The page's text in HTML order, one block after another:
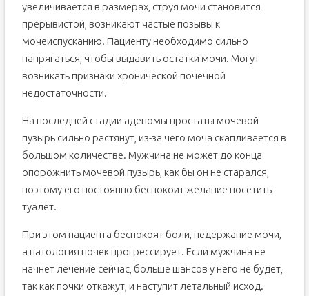
увеличивается в размерах, струя мочи становится
прерывистой, возникают частые позывы к
мочеиспусканию. Пациенту необходимо сильно
напрягаться, чтобы выдавить остатки мочи. Могут
возникать признаки хронической почечной
недостаточности.
На последней стадии аденомы простаты мочевой
пузырь сильно растянут, из-за чего моча скапливается в
большом количестве. Мужчина не может до конца
опорожнить мочевой пузырь, как бы он не старался,
поэтому его постоянно беспокоит желание посетить
туалет.
При этом пациента беспокоят боли, недержание мочи,
а патология почек прогрессирует. Если мужчина не
начнет лечение сейчас, больше шансов у него не будет,
так как почки откажут, и наступит летальный исход.